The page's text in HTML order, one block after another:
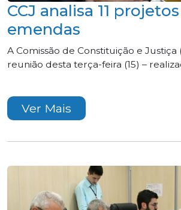
CCJ analisa 11
emendas
A Comissão de Constituição e Justiça
reunião desta terça-feira (15) –
Ver Mais